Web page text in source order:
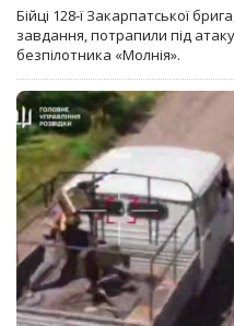
Бійці 128-ї Закарпатської
завдання, потрапили під
безпілотника «Молнія».